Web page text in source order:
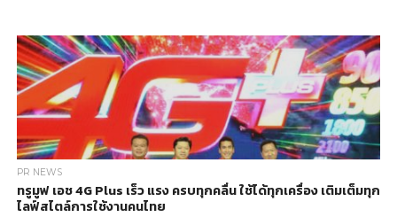
PR NEWS
ทรูมูฟ เอช 4G Plus เร็ว แรง ครบทุกคลื่น ใช้ได้ทุกเครื่อง เติมเต็มทุก
ไลฟ์สไตล์การใช้งานคนไทย